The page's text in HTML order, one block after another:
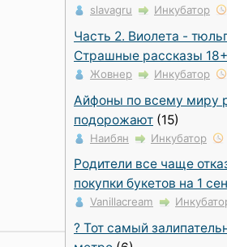
slavagru Инкубатор
Часть 2. Виолета -
Страшные рассказы 18+
Жовнер Инкубатор
Айфоны по всему миру
подорожают (15)
Наибян Инкубатор
Родители все чаще
покупки букетов на 1
Vanillacream
? Тот самый